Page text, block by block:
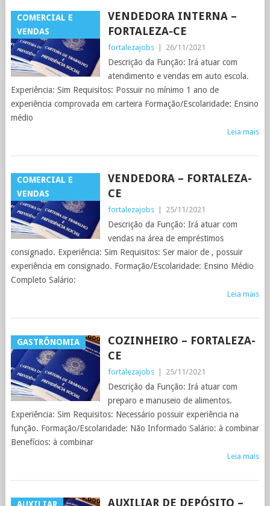
COMERCIAL E
VENDAS
VENDEDORA INTERNA –
FORTALEZA-CE
fortalezajobs 26/11/2021
Descrição da Função: Irá atuar com
atendimento e vendas em auto escola.
Experiência: Sim Requisitos: Possuir no mínimo 1 ano de
experiência comprovada em carteira Formação/Escolaridade: Ensino
médio
Leia mais
COMERCIAL E
VENDAS
VENDEDORA – FORTALEZA-
CE
fortalezajobs 25/11/2021
Descrição da Função: Irá atuar com
vendas na área de empréstimos
consignado. Experiência: Sim Requisitos: Ser maior de , possuir
experiência em consignado. Formação/Escolaridade: Ensino Médio
Completo Salário:
Leia mais
GASTRÔNOMIA
COZINHEIRO – FORTALEZA-
CE
fortalezajobs 25/11/2021
Descrição da Função: Irá atuar com
preparo e manuseio de alimentos.
Experiência: Sim Requisitos: Necessário possuir experiência na
função. Formação/Escolaridade: Não Informado Salário: à combinar
Benefícios: à combinar
Leia mais
AUXILIAR DE DEPÓSITO –